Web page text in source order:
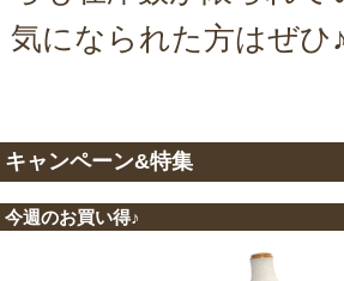
気になられた方はぜひ♪
キャンペーン&特集
今週のお買い得♪